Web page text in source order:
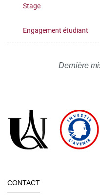
Stage
Engagement étudiant
Dernière
CONTACT